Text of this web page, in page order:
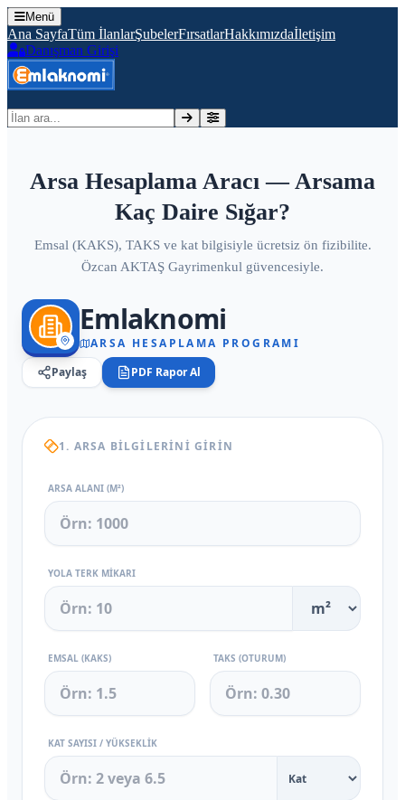
Menü
Ana SayfaTüm İlanlarŞubelerFırsatlarHakkımızdaİletişim
Danışman Girişi
İlan ara
Arsa Hesaplama Aracı — Arsama
Kaç Daire Sığar?
Emsal (KAKS), TAKS ve kat bilgisiyle ücretsiz ön fizibilite.
Özcan AKTAŞ Gayrimenkul güvencesiyle.